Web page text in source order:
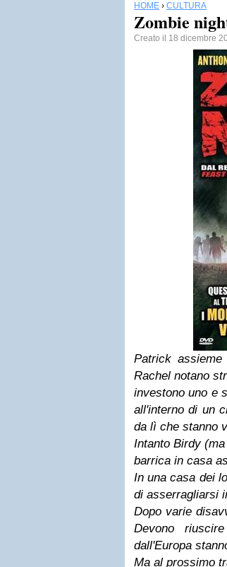
HOME › CULTURA
Zombie
Creato il 18 dicembre
Patrick
Rachel notano
investono uno e
all'interno di un
da lì che stanno
Intanto Birdy
barrica in casa
In una casa dei
di asserragliarsi
Dopo varie
Devono
dall'Europa
Ma al prossimo